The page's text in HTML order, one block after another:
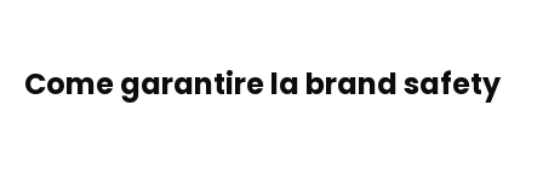
Come garantire la brand safety